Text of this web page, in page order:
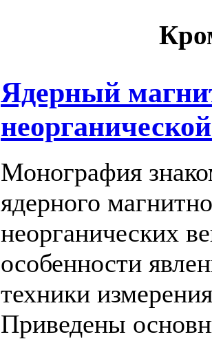
Ядерный
Монография
ядерного
неорганических
особенности
техники
Приведены